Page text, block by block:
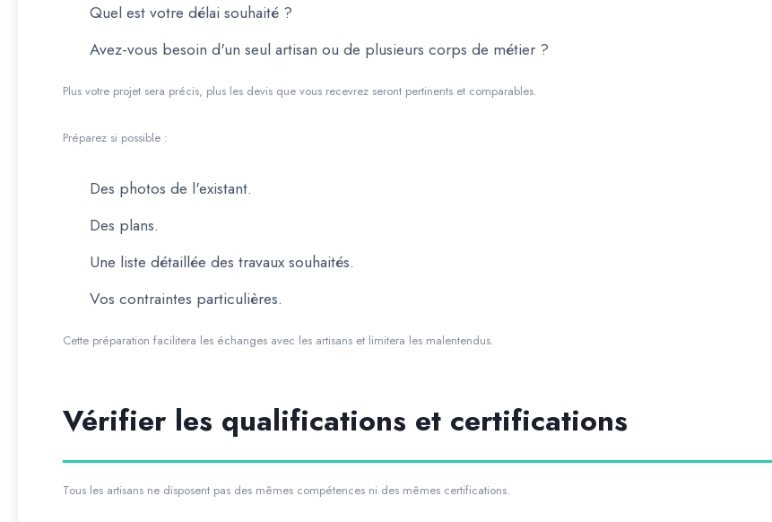
Quel est votre délai souhaité ?
Avez-vous besoin d'un seul artisan ou de plusieurs corps de métier ?
Plus votre projet sera précis, plus les devis que vous recevrez seront pertinents et comparables.
Préparez si possible :
Des photos de l'existant.
Des plans.
Une liste détaillée des travaux souhaités.
Vos contraintes particulières.
Cette préparation facilitera les échanges avec les artisans et limitera les malentendus.
Vérifier les qualifications et certifications
Tous les artisans ne disposent pas des mêmes compétences ni des mêmes certifications.